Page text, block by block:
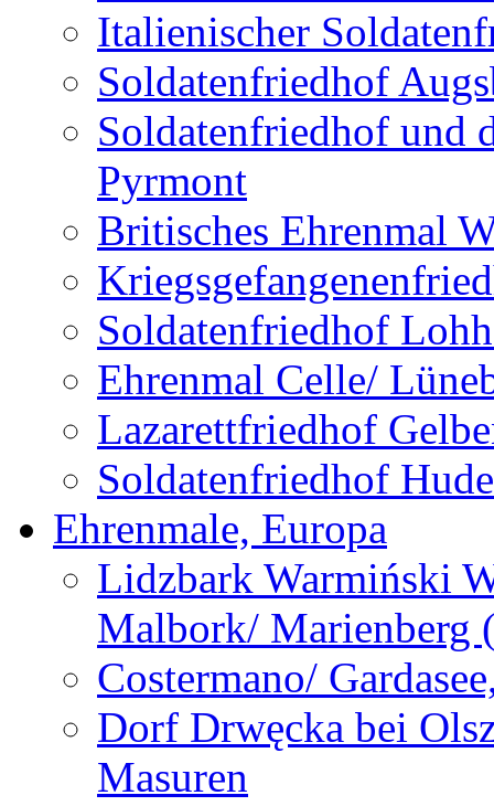
Italienischer
Soldatenfriedhof
Soldatenfriedhof und
Pyrmont
Britisches Ehrenmal
Soldatenfriedhof
Ehrenmal Celle/
Lazarettfriedhof
Soldatenfriedhof
Ehrenmale, Europa
Lidzbark Warmiński
Malbork/ Marienberg
Costermano/
Dorf Drwęcka bei
Masuren